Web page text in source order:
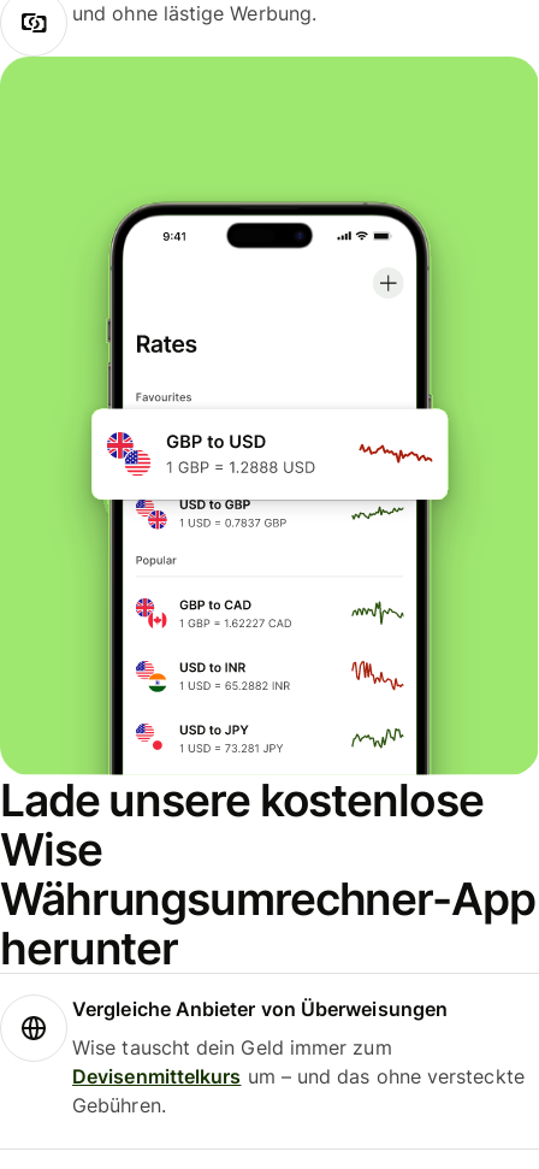
und ohne lästige Werbung.
Lade unsere kostenlose
Wise
Währungsumrechner-App
herunter
Vergleiche Anbieter von Überweisungen
Wise tauscht dein Geld immer zum
Devisenmittelkurs um – und das ohne versteckte
Gebühren.